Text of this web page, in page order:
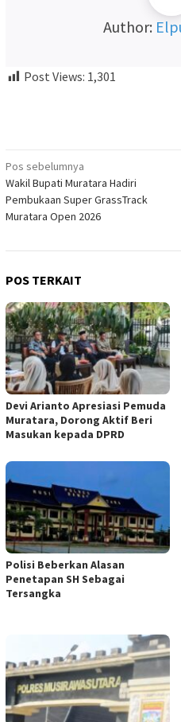
Author:
Post Views: 1,301
Navigasi
pos
Pos sebelumnya
Wakil Bupati Muratara Hadiri
Pembukaan Super GrassTrack
Muratara Open 2026
POS TERKAIT
Devi Arianto Apresiasi Pemuda
Muratara, Dorong Aktif Beri
Masukan kepada DPRD
Polisi Beberkan Alasan
Penetapan SH Sebagai
Tersangka